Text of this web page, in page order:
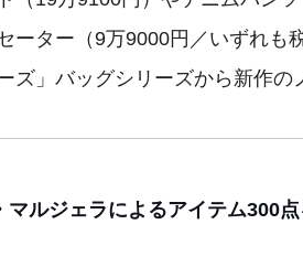
ーター（9万9000円／いずれも
ズ」バッグシリーズから新作
マルジェラによるアイテム300